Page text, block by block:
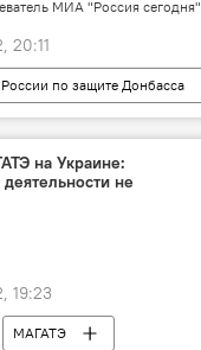
МИА "Россия сегодня"
20:11
по защите Донбасса
на Украине:
не
19:23
МАГАТЭ